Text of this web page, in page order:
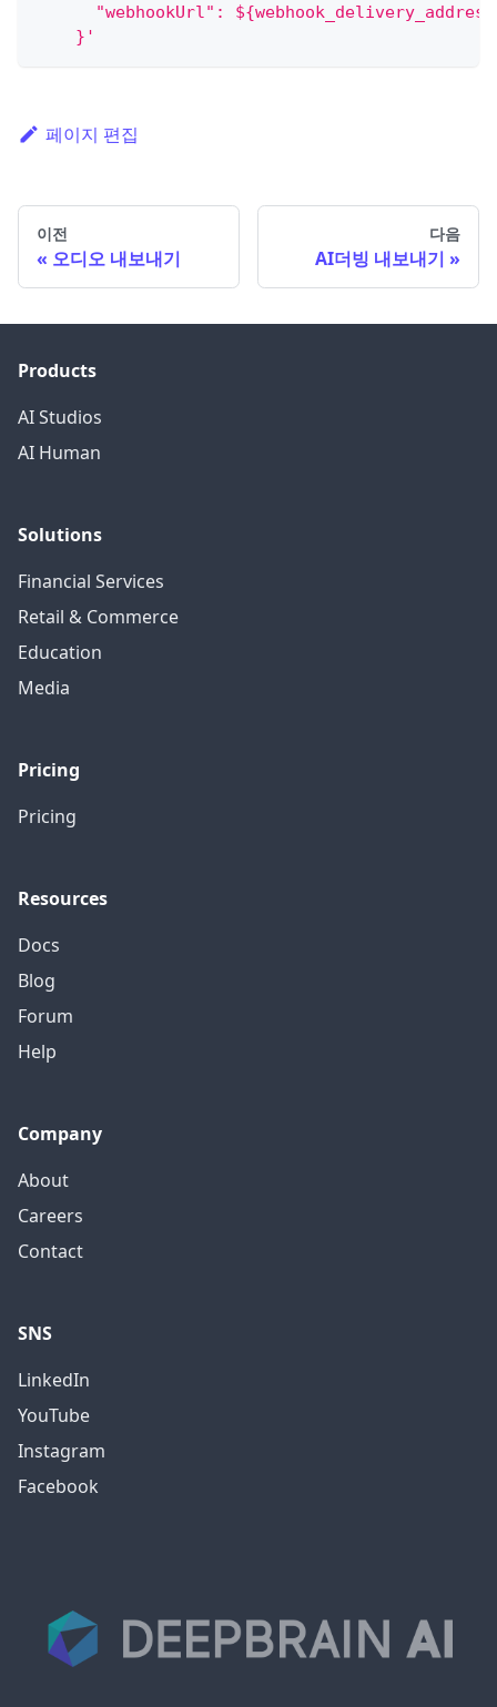
"webhookUrl":
    }'
페이지 편집
이전
오디오 내보내기
다음
AI더빙 내보내기
Products
AI Studios
AI Human
Solutions
Financial Services
Retail & Commerce
Education
Media
Pricing
Pricing
Resources
Docs
Blog
Forum
Help
Company
About
Careers
Contact
SNS
LinkedIn
YouTube
Instagram
Facebook